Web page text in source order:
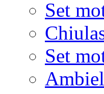
Set
Set